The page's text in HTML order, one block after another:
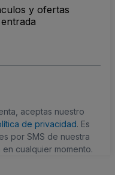
y ofertas
aceptas nuestro
de privacidad. Es
por SMS de nuestra
cualquier momento.